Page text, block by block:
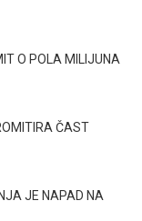
O POLA MILIJUNA
ČAST
JE NAPAD NA